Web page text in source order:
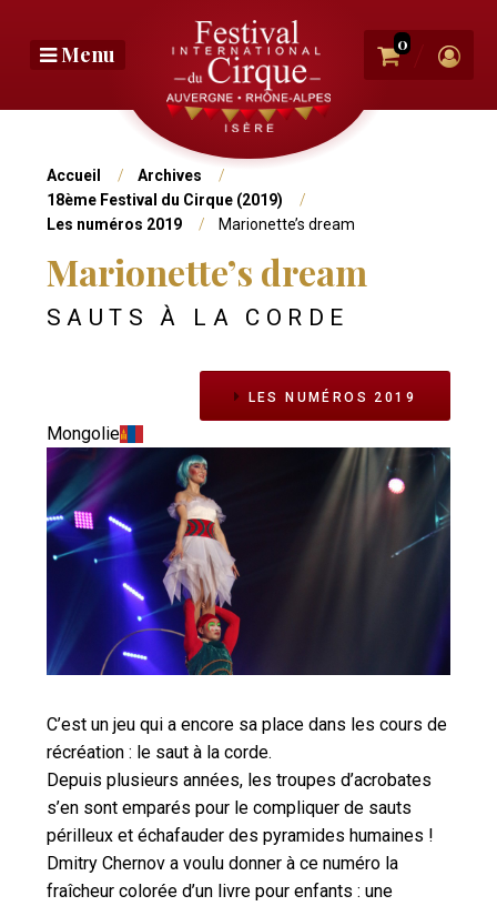
contenuMenu 0
Vous
êtes
ici
Accueil
Archives
18ème Festival du Cirque (2019)
Les numéros 2019
Marionette’s dream
Marionette’s dream
SAUTS À LA CORDE
LES NUMÉROS 2019
Mongolie
C’est un jeu qui a encore sa place dans les cours de
récréation : le saut à la corde.
Depuis plusieurs années, les troupes d’acrobates
s’en sont emparés pour le compliquer de sauts
périlleux et échafauder des pyramides humaines !
Dmitry Chernov a voulu donner à ce numéro la
fraîcheur colorée d’un livre pour enfants : une